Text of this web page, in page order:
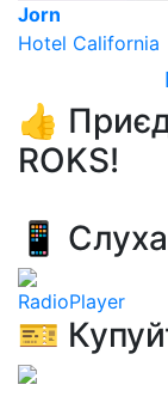
Jorn
Hotel California
👍
ROKS!
📱
RadioPlayer
🎫